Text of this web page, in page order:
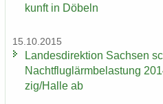
kunft in Dö­beln
15.10.2015
Lan­des­di­rek­ti­on Sach­sen
Nacht­flug­lärm­be­las­tung
zig/Halle ab